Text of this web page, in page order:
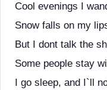
Cool evenings I
Snow falls on my
But I dont talk the
Some people stay
I go sleep, and I`ll